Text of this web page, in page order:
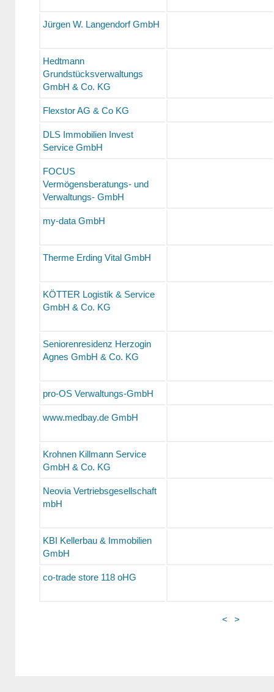
Jürgen W. Langendorf GmbH
Hedtmann
Grundstücksverwaltungs
GmbH & Co. KG
Flexstor AG & Co KG
DLS Immobilien Invest
Service GmbH
FOCUS
Vermögensberatungs- und
Verwaltungs- GmbH
my-data GmbH
Therme Erding Vital GmbH
KÖTTER Logistik & Service
GmbH & Co. KG
Seniorenresidenz Herzogin
Agnes GmbH & Co. KG
pro-OS Verwaltungs-GmbH
www.medbay.de GmbH
Krohnen Killmann Service
GmbH & Co. KG
Neovia Vertriebsgesellschaft
mbH
KBI Kellerbau & Immobilien
GmbH
co-trade store 118 oHG
< >